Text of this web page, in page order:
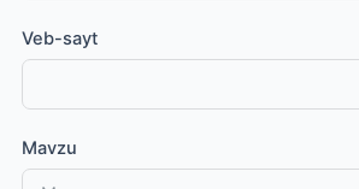
Veb-sayt
Mavzu